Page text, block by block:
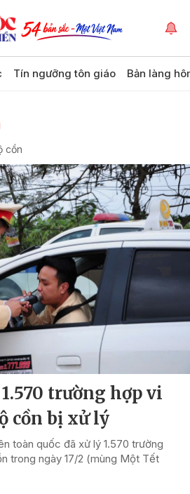
Tín ngưỡng tôn giáo Bản làng
cồn
trường hợp vi
cồn bị xử lý
toàn quốc đã xử lý 1.570 trường
trong ngày 17/2 (mùng Một Tết